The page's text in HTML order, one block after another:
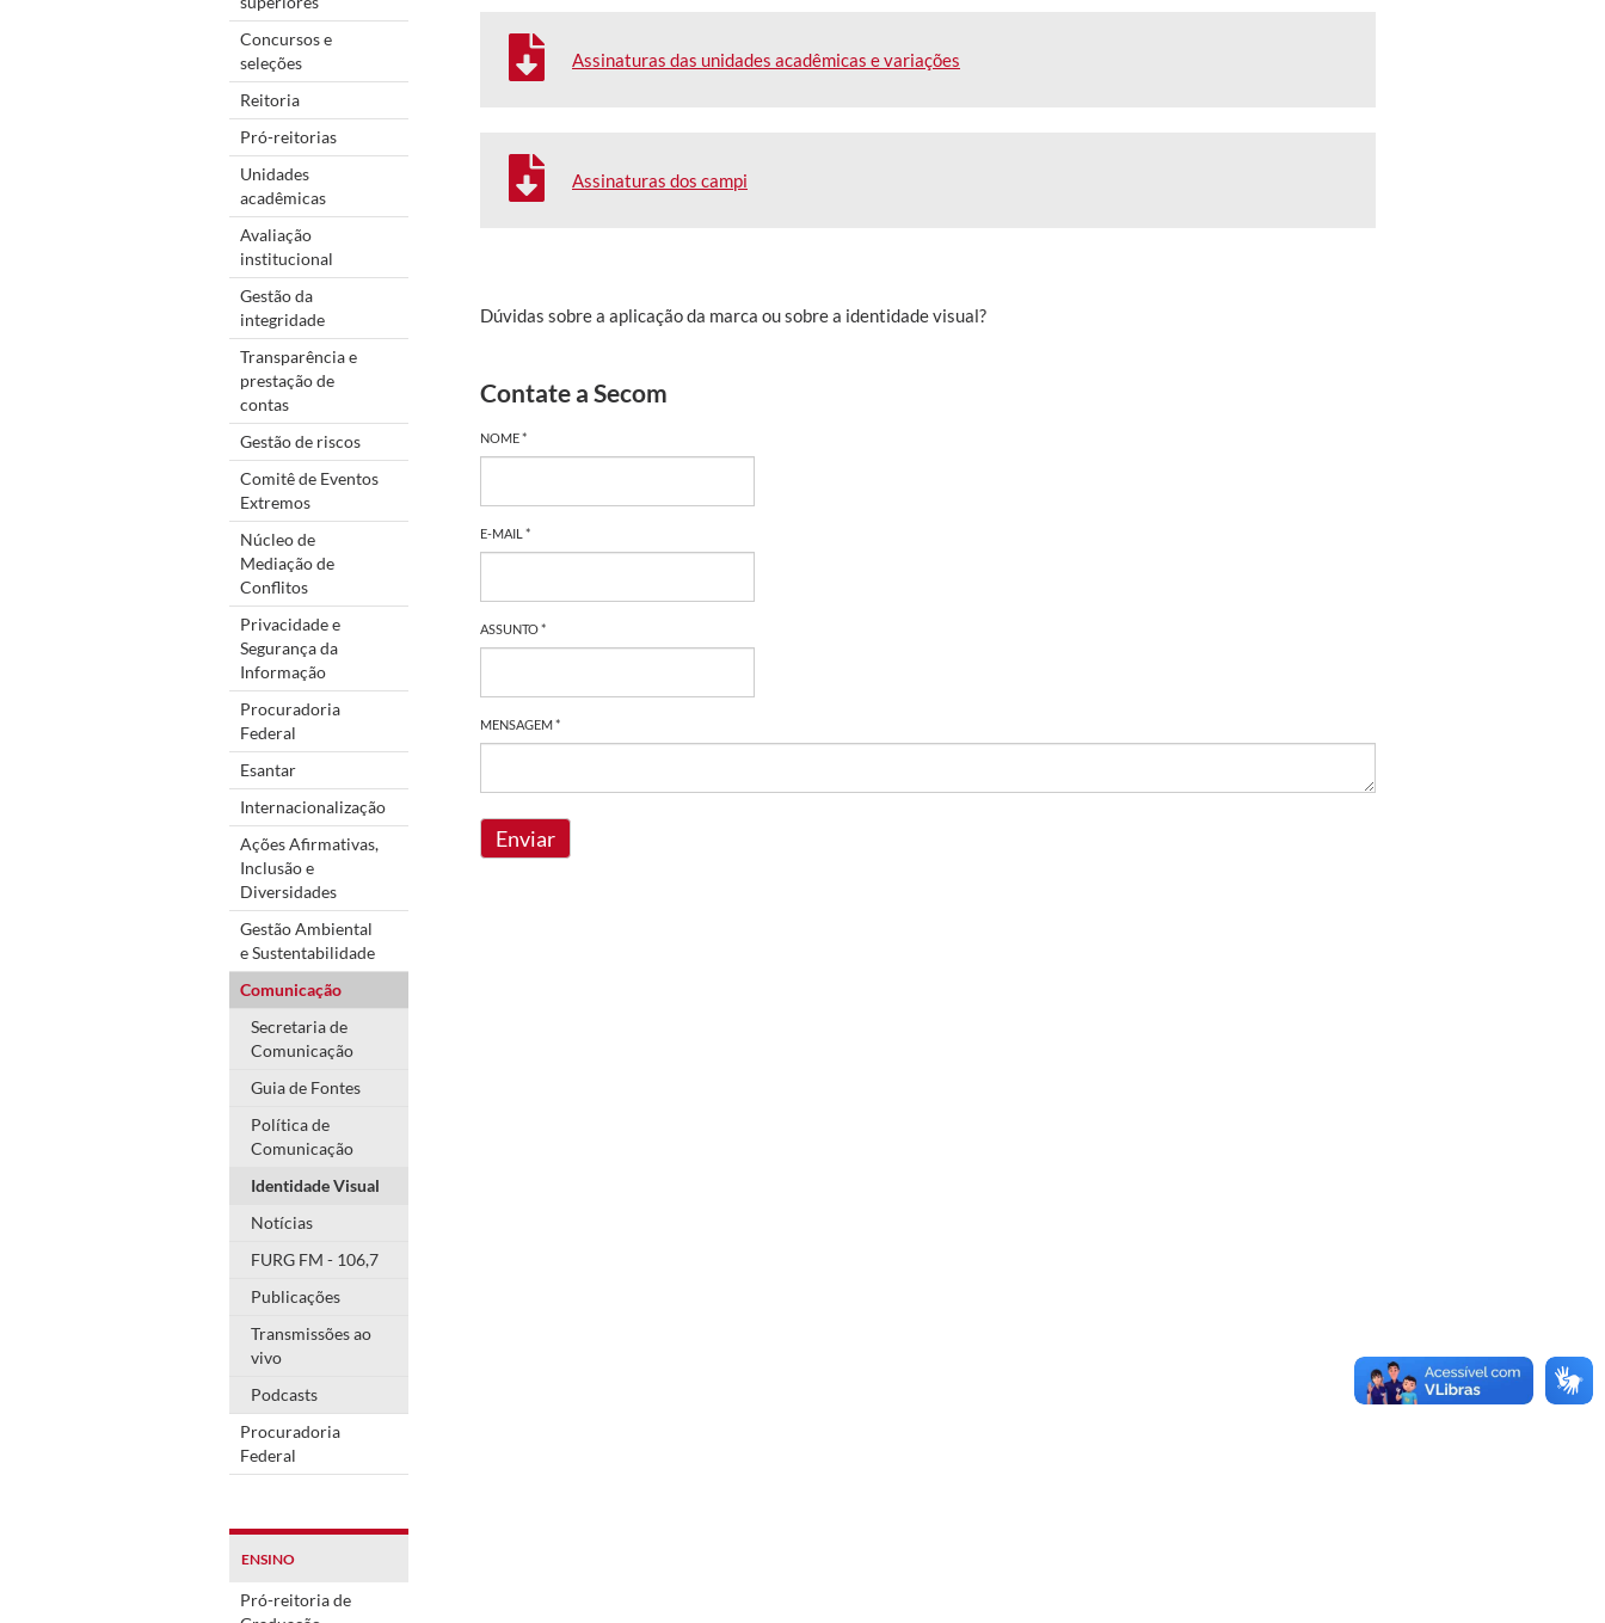
Concursos e
seleções
Reitoria
Pró-reitorias
Unidades
acadêmicas
Avaliação
institucional
Gestão da
integridade
Transparência e
prestação de
contas
Gestão de riscos
Comitê de Eventos
Extremos
Núcleo de
Mediação de
Conflitos
Privacidade e
Segurança da
Informação
Procuradoria
Federal
Esantar
Internacionalização
Ações Afirmativas,
Inclusão e
Diversidades
Gestão Ambiental
e Sustentabilidade
Comunicação
Secretaria de
Comunicação
Guia de Fontes
Política de
Comunicação
Identidade Visual
Notícias
FURG FM - 106,7
Publicações
Transmissões ao
vivo
Podcasts
Procuradoria
Federal
ENSINO
Pró-reitoria de
Assinaturas das unidades acadêmicas e variações
Assinaturas dos campi
Dúvidas sobre a aplicação da marca ou sobre a identidade visual?
Contate a Secom
NOME *
E-MAIL *
ASSUNTO *
MENSAGEM *
Enviar